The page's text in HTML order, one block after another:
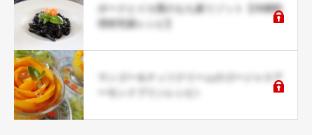
ポークとイカ墨のもち麦リゾット【沖縄料
理研究家レシピ】
マンゴー＆ナッツクリームのゴージャスア